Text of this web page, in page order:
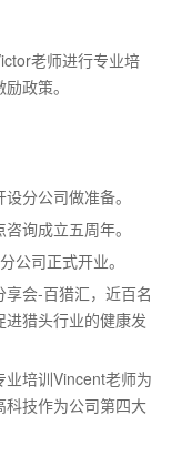
老师进行专业培
政策。
分公司做准备。
询成立五周年。
公司正式开业。
会-百猎汇，近百名
猎头行业的健康发
培训Vincent老师为
科技作为公司第四大